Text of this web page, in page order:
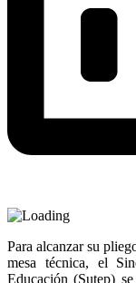
Para alcanzar su
mesa técnica, el
Educación (Sutep)